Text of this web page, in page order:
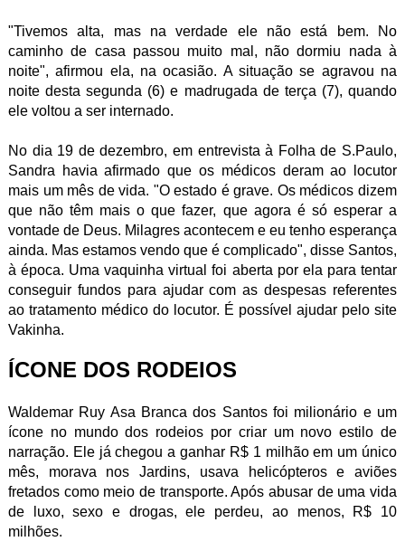
"Tivemos alta, mas na verdade ele não está bem. No
caminho de casa passou muito mal, não dormiu nada à
noite", afirmou ela, na ocasião. A situação se agravou na
noite desta segunda (6) e madrugada de terça (7), quando
ele voltou a ser internado.
No dia 19 de dezembro, em entrevista à Folha de S.Paulo,
Sandra havia afirmado que os médicos deram ao locutor
mais um mês de vida. "O estado é grave. Os médicos dizem
que não têm mais o que fazer, que agora é só esperar a
vontade de Deus. Milagres acontecem e eu tenho esperança
ainda. Mas estamos vendo que é complicado", disse Santos,
à época. Uma vaquinha virtual foi aberta por ela para tentar
conseguir fundos para ajudar com as despesas referentes
ao tratamento médico do locutor. É possível ajudar pelo site
Vakinha.
ÍCONE DOS RODEIOS
Waldemar Ruy Asa Branca dos Santos foi milionário e um
ícone no mundo dos rodeios por criar um novo estilo de
narração. Ele já chegou a ganhar R$ 1 milhão em um único
mês, morava nos Jardins, usava helicópteros e aviões
fretados como meio de transporte. Após abusar de uma vida
de luxo, sexo e drogas, ele perdeu, ao menos, R$ 10
milhões.